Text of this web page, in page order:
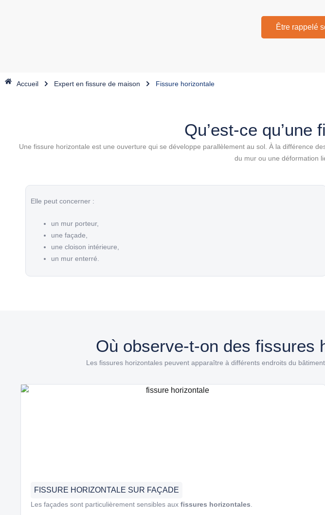
Être rappelé
Accueil Expert en fissure de maison Fissure horizontale
Qu’est-ce
Une fissure horizontale est une ouverture qui se développe parallèlement au sol. À la différence
du mur ou une déformation
Elle peut concerner :
un mur porteur,
une façade,
une cloison intérieure,
un mur enterré.
Où observe-t-on des fissures
Les fissures horizontales peuvent apparaître à différents endroits du
FISSURE HORIZONTALE SUR FAÇADE
Les façades sont particulièrement sensibles aux fissures horizontales.